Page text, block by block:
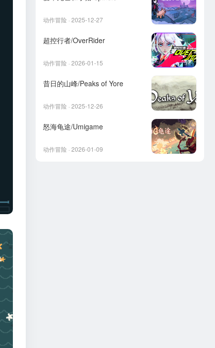
动作冒险 · 2025-12-27
超控行者/OverRider
动作冒险 · 2026-01-15
昔日的山峰/Peaks of Yore
动作冒险 · 2025-12-26
怒海龟途/Umigame
动作冒险 · 2026-01-09